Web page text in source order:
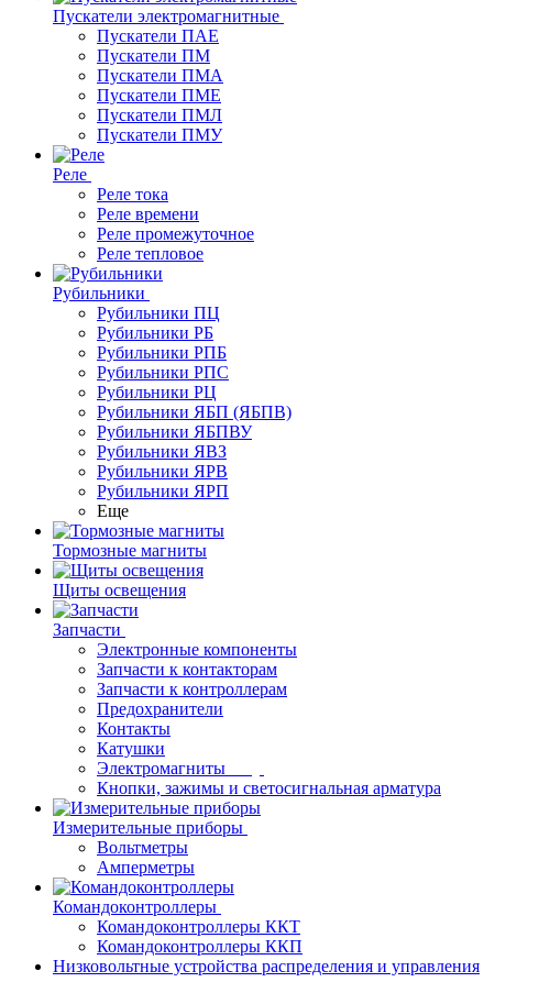
Пускатели электромагнитные
Пускатели ПАЕ
Пускатели ПМ
Пускатели ПМА
Пускатели ПМЕ
Пускатели ПМЛ
Пускатели ПМУ
Реле
Реле тока
Реле времени
Реле промежуточное
Реле тепловое
Рубильники
Рубильники ПЦ
Рубильники РБ
Рубильники РПБ
Рубильники РПС
Рубильники РЦ
Рубильники ЯБП (ЯБПВ)
Рубильники ЯБПВУ
Рубильники ЯВЗ
Рубильники ЯРВ
Рубильники ЯРП
Еще
Тормозные магниты
Щиты освещения
Запчасти
Электронные компоненты
Запчасти к контакторам
Запчасти к контроллерам
Предохранители
Контакты
Катушки
Электромагниты
Кнопки, зажимы и светосигнальная арматура
Измерительные приборы
Вольтметры
Амперметры
Командоконтроллеры
Командоконтроллеры ККТ
Командоконтроллеры ККП
Низковольтные устройства распределения и управления